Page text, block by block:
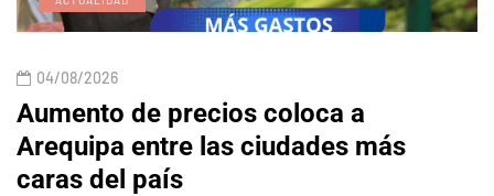
04/08/2026
Aumento de precios coloca a
Arequipa entre las ciudades más
caras del país